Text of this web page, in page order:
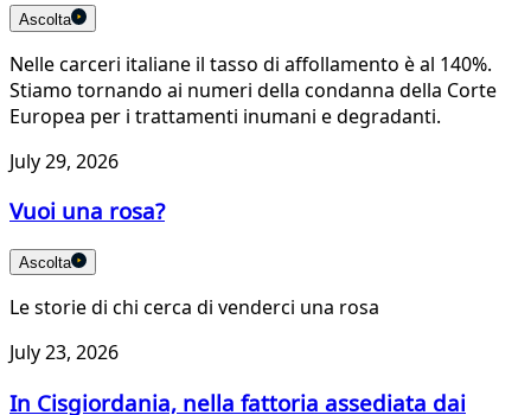
Ascolta
Nelle carceri italiane il tasso di affollamento è al 140%.
Stiamo tornando ai numeri della condanna della Corte
Europea per i trattamenti inumani e degradanti.
July 29, 2026
Vuoi una rosa?
Ascolta
Le storie di chi cerca di venderci una rosa
July 23, 2026
In Cisgiordania, nella fattoria assediata dai